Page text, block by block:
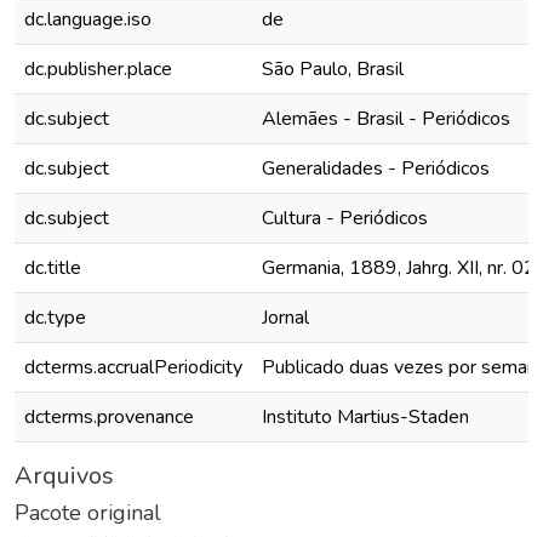
dc.language.iso
de
dc.publisher.place
São Paulo, Brasil
dc.subject
Alemães - Brasil - Periódicos
dc.subject
Generalidades - Periódicos
dc.subject
Cultura - Periódicos
dc.title
Germania, 1889, Jahrg. XII, nr.
dc.type
Jornal
dcterms.accrualPeriodicity
Publicado duas vezes por
dcterms.provenance
Instituto Martius-Staden
Arquivos
Pacote original